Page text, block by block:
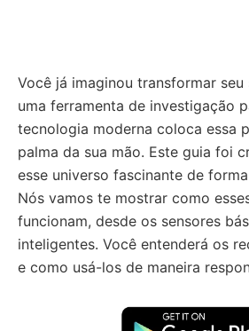
Você já imaginou transformar seu
uma ferramenta de investigação
tecnologia moderna coloca essa
palma da sua mão. Este guia foi
esse universo fascinante de
Nós vamos te mostrar como
funcionam, desde os sensores
inteligentes. Você entenderá os
e como usá-los de maneira